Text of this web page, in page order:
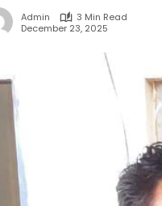
Admin
3 Min Read
December 23, 2025